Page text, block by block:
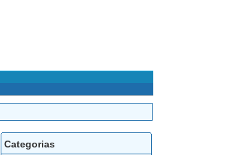
Categorias